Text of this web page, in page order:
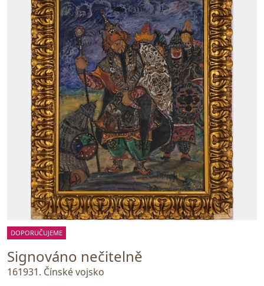
DOPORUČUJEME
Signováno nečitelně
161931. Čínské vojsko